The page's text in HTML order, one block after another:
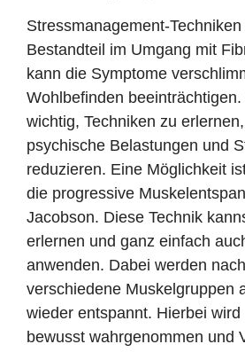
Stressmanagement-
Bestandteil im Umgang mit
kann die Symptome
Wohlbefinden
wichtig, Techniken zu
psychische Belastungen und
reduzieren. Eine Möglichkeit
die progressive
Jacobson. Diese Technik
erlernen und ganz einfach
anwenden. Dabei werden
verschiedene Muskelgruppen
wieder entspannt. Hierbei
bewusst wahrgenommen und